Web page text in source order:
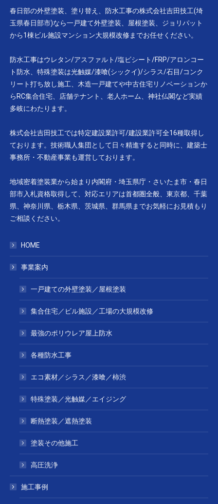
春日部の外壁塗装、塗り替え、防水工事の株式会社吉田技工(埼
玉県春日部市)なら一戸建て外壁塗装、屋根塗装、ジョリパット
から1棟ビル施設マンション大規模改修までお任せください。
防水工事はウレタン/アスファルト/塩ビシート/FRP/アロンコー
ト防水、特殊塗装は光触媒/漆喰(シックイ)/シラス/石目/コンク
リート打ち放し施工、木造一戸建てや中古住宅リノベーションか
らRC集合住宅、店舗テナント、老人ホーム、神社仏閣など実績
多岐にわたります。
株式会社吉田技工では特定建設業許可/建設業許可全16種取得し
ております。技術職人集団として日々精進すると同時に、建築士
事務所・不動産事業も運営しております。
地域密着塗装業から始まり内閣府・埼玉県庁・さいたま市・春日
部市入札資格取得して、対応エリアは首都圏全般、東京都、千葉
県、神奈川県、栃木県、茨城県、群馬県までお気軽にお見積もり
ご相談ください。
HOME
事業案内
一戸建ての外壁塗装／屋根塗装
集合住宅／ビル施設／工場の大規模改修
最強のポリウレア屋上防水
各種防水工事
エコ素材／シラス／漆喰／柿渋
特殊塗装／光触媒／エイジング
断熱塗装／遮熱塗装
塗装その他施工
高圧洗浄
施工事例